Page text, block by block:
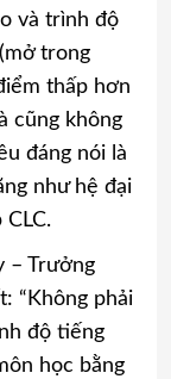
và trình độ
trong
thấp hơn
cũng không
đáng nói là
như hệ đại
– Trưởng
“Không phải
độ tiếng
học bằng